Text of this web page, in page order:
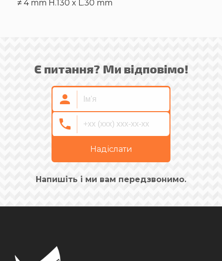
≠ 4 mm H.130 x L.30 mm
Є питання? Ми відповімо!
Надіслати
Напишіть і ми вам передзвонимо.